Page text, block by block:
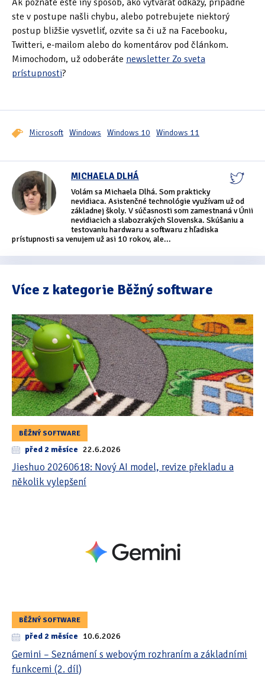
ste v postupe našli chybu, alebo potrebujete niektorý
postup bližšie vysvetliť, ozvite sa či už na Facebooku,
Twitteri, e-mailom alebo do komentárov pod článkom.
Mimochodom, už odoberáte newsletter Zo sveta
prístupnosti?
Microsoft Windows Windows 10 Windows 11
MICHAELA DLHÁ
Volám sa Michaela Dlhá. Som prakticky
nevidiaca. Asistenčné technológie využívam už od
základnej školy. V súčasnosti som zamestnaná v Únii
nevidiacich a slabozrakých Slovenska. Skúšaniu a
testovaniu hardwaru a softwaru z hľadiska
prístupnosti sa venujem už asi 10 rokov, ale...
Více z kategorie Běžný software
BĚŽNÝ SOFTWARE
před 2 měsíce 22.6.2026
Jieshuo 20260618: Nový AI model, revize překladu a
několik vylepšení
BĚŽNÝ SOFTWARE
před 2 měsíce 10.6.2026
Gemini – Seznámení s webovým rozhraním a základními
funkcemi (2. díl)